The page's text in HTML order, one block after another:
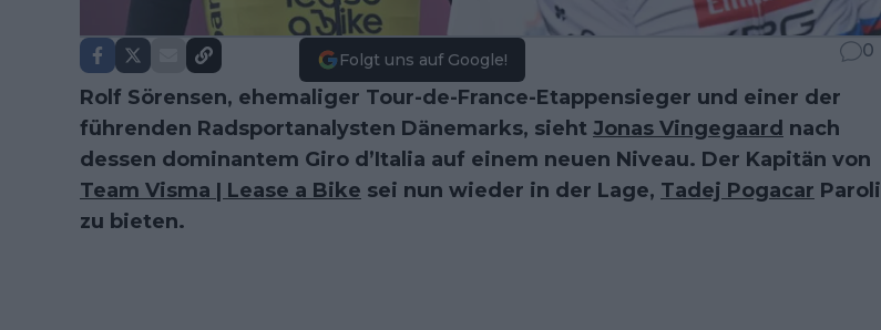
Folgt uns auf Google! 0
Rolf Sörensen, ehemaliger Tour-de-France-Etappensieger und einer der
führenden Radsportanalysten Dänemarks, sieht Jonas Vingegaard nach
dessen dominantem Giro d’Italia auf einem neuen Niveau. Der Kapitän von
Team Visma | Lease a Bike sei nun wieder in der Lage, Tadej Pogacar Paroli
zu bieten.